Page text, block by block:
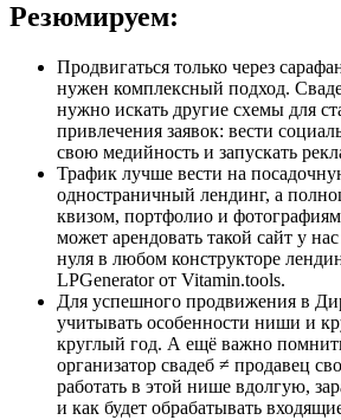
Резюмируем:
Продвигаться только через
нужен комплексный подход.
нужно искать другие схемы для
привлечения заявок: вести
свою медийность и запускать
Трафик лучше вести на
одностраничный лендинг, а
квизом, портфолио и
может арендовать такой сайт у
нуля в любом конструкторе
LPGenerator от Vitamin.tools.
Для успешного продвижения в
учитывать особенности ниши и
круглый год. А ещё важно
организатор свадеб ≠ продавец
работать в этой нише вдолгую,
и как будет обрабатывать